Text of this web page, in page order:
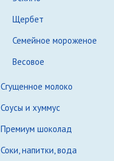
Щербет
Семейное мороженое
Весовое
Сгущенное молоко
Соусы и хуммус
Премиум шоколад
Соки, напитки, вода